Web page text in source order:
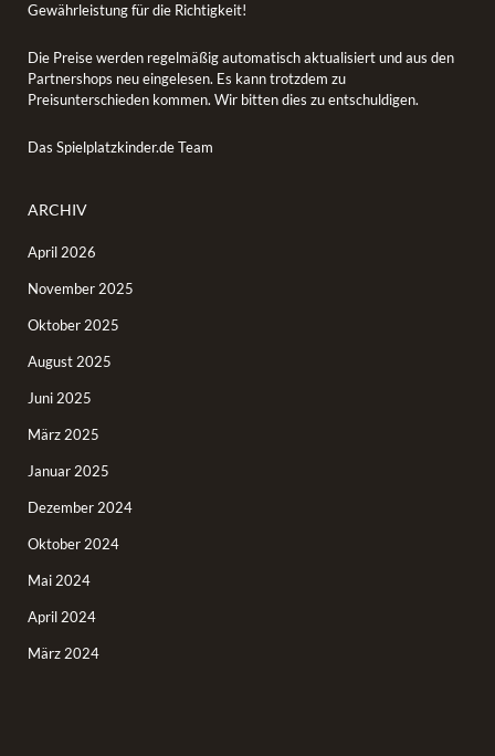
Gewährleistung für die Richtigkeit!
Die Preise werden regelmäßig automatisch aktualisiert und aus den
Partnershops neu eingelesen. Es kann trotzdem zu
Preisunterschieden kommen. Wir bitten dies zu entschuldigen.
Das Spielplatzkinder.de Team
ARCHIV
April 2026
November 2025
Oktober 2025
August 2025
Juni 2025
März 2025
Januar 2025
Dezember 2024
Oktober 2024
Mai 2024
April 2024
März 2024